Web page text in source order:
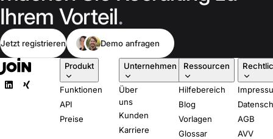
Ihrem Vorteil.
Jetzt registrieren Demo anfragen
Produkt
Funktionen
API
Preise
Unternehmen
Über
uns
Kunden
Karriere
Ressourcen
Hilfebereich
Blog
Vorlagen
Glossar
AGB
AVV